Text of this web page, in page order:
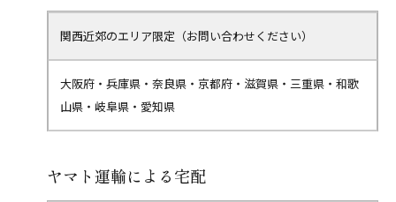
関西近郊のエリア限定（お問い合わせください）
大阪府・兵庫県・奈良県・京都府・滋賀県・三重県・和歌
山県・岐阜県・愛知県
ヤマト運輸による宅配